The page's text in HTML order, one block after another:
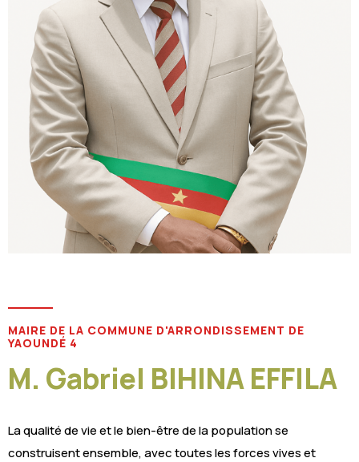
MAIRE DE LA COMMUNE D'ARRONDISSEMENT DE
YAOUNDÉ 4
M. Gabriel BIHINA EFFILA
La qualité de vie et le bien-être de la population se
construisent ensemble, avec toutes les forces vives et
0
1
1
1
2
2
2
3
3
3
3